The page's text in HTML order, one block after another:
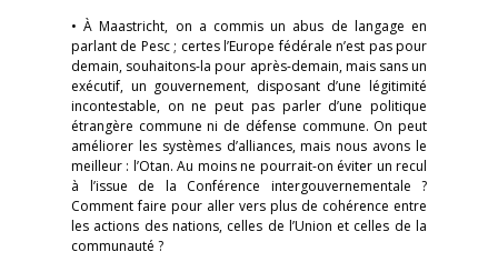
• À Maastricht, on a commis un abus de langage en
parlant de Pesc ; certes l’Europe fédérale n’est pas pour
demain, souhaitons-la pour après-demain, mais sans un
exécutif, un gouvernement, disposant d’une légitimité
incontestable, on ne peut pas parler d’une politique
étrangère commune ni de défense commune. On peut
améliorer les systèmes d’alliances, mais nous avons le
meilleur : l’Otan. Au moins ne pourrait-on éviter un recul
à l’issue de la Conférence intergouvernementale ?
Comment faire pour aller vers plus de cohérence entre
les actions des nations, celles de l’Union et celles de la
communauté ?